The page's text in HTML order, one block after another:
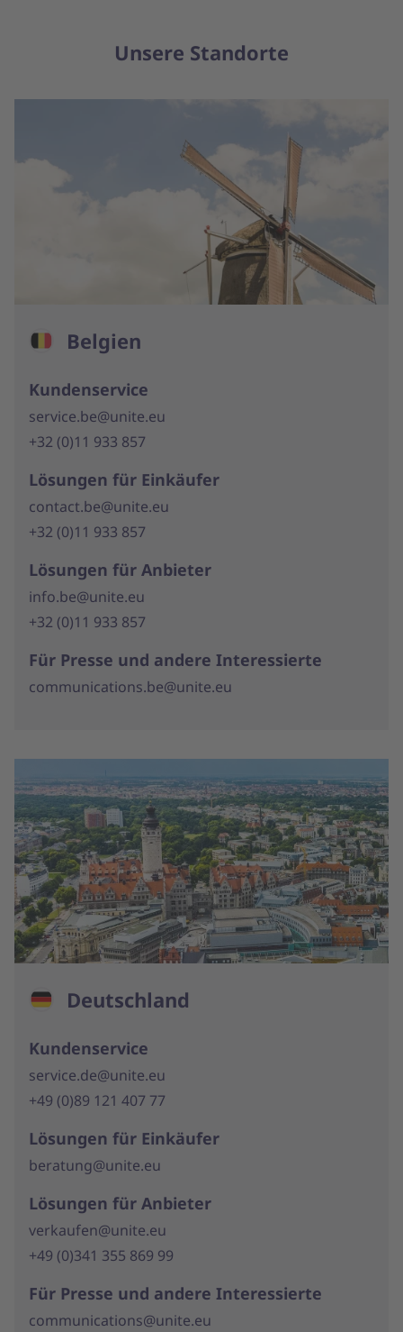
Unsere Standorte
Belgien
Kundenservice
service.be@unite.eu
+32 (0)11 933 857
Lösungen für Einkäufer
contact.be@unite.eu
+32 (0)11 933 857
Lösungen für Anbieter
info.be@unite.eu
+32 (0)11 933 857
Für Presse und andere Interessierte
communications.be@unite.eu
Deutschland
Kundenservice
service.de@unite.eu
+49 (0)89 121 407 77
Lösungen für Einkäufer
beratung@unite.eu
Lösungen für Anbieter
verkaufen@unite.eu
+49 (0)341 355 869 99
Für Presse und andere Interessierte
communications@unite.eu